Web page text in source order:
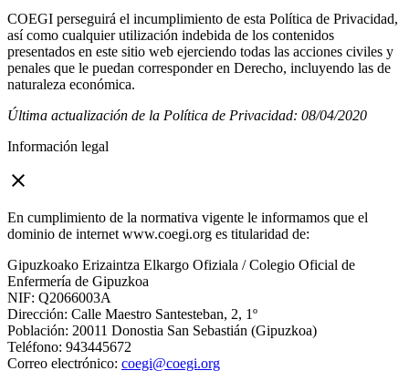
COEGI perseguirá el incumplimiento de esta Política de Privacidad,
así como cualquier utilización indebida de los contenidos
presentados en este sitio web ejerciendo todas las acciones civiles y
penales que le puedan corresponder en Derecho, incluyendo las de
naturaleza económica.
Última actualización de la Política de Privacidad: 08/04/2020
Información legal
close
En cumplimiento de la normativa vigente le informamos que el
dominio de internet www.coegi.org es titularidad de:
Gipuzkoako Erizaintza Elkargo Ofiziala / Colegio Oficial de
Enfermería de Gipuzkoa
NIF: Q2066003A
Dirección: Calle Maestro Santesteban, 2, 1º
Población: 20011 Donostia San Sebastián (Gipuzkoa)
Teléfono: 943445672
Correo electrónico: coegi@coegi.org